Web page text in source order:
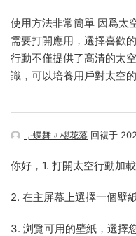
使用方法非常簡單 因爲太
需要打開應用，選擇喜歡
行動不僅提供了高清的太
識，可以培養用戶對太空的
╭蝶舞〃櫻花落 回複于
你好，1. 打開太空行動加
2. 在主屏幕上選擇一個壁
3. 浏覽可用的壁紙，選擇